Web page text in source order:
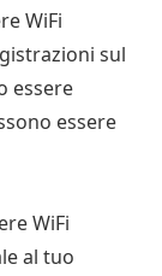
WiFi
sul
essere
essere
WiFi
al tuo